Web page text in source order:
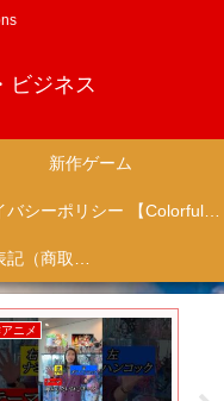
ビジネス
新作ゲーム
プライバシーポリシー 【Colorful Creation】
特定商取引法に基づく表記（商取引に関する開示）
ニメ